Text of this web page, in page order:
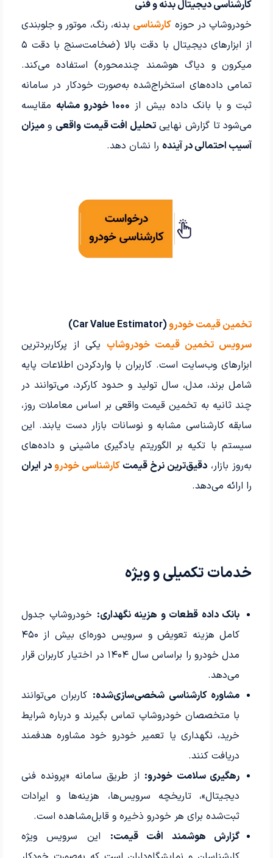
کارشناسی دیجیتال بدنه و فنی
خودروشاپ در حوزه کارشناسی بدنه، رنگ، موتور و جلوبندی
از ابزارهای دیجیتال با دقت بالا (ضخامت‌سنج با دقت ۵
میکرون و دیاگ هوشمند چندمحوره) استفاده می‌کند.
تمامی داده‌های استخراج‌شده به‌صورت خودکار در سامانه
ثبت و با بانک داده بیش از ۱۰۰۰ خودرو مشابه
مقایسه
می‌شود تا گزارش نهاییتحلیل افت قیمت واقعی ومیزان
آسیب احتمالی در آینده را نشان دهد.
تخمین قیمت خودرو(Car Value Estimator)
سرویس تخمین قیمت خودروشاپ یکی از پرکاربردترین
ابزارهای وب‌سایت است. کاربران با واردکردن اطلاعات پایه
شامل برند، مدل، سال تولید و حدود کارکرد، می‌توانند در
چند ثانیه به تخمین قیمت واقعی بر اساس معاملات روز،
سابقه کارشناسی مشابه و نوسانات بازار دست یابند. این
سیستم با تکیه بر الگوریتم یادگیری ماشینی و داده‌های
به‌روز بازار، دقیق‌ترین نرخ قیمتکارشناسی خودرودر ایران
را ارائه می‌دهد.
خدمات تکمیلی و ویژه
بانک داده قطعات و هزینه نگهداری: خودروشاپ جدول
کامل هزینه تعویض و سرویس دوره‌ای بیش از ۴۵۰
مدل خودرو را براساس سال ۱۴۰۴ در اختیار کاربران قرار
می‌دهد.
مشاوره کارشناسی شخصی‌سازی‌شده: کاربران می‌توانند
با متخصصان خودروشاپ تماس بگیرند و درباره شرایط
خرید، نگهداری یا تعمیر خودرو خود مشاوره هدفمند
دریافت کنند.
رهگیری سلامت خودرو: از طریق سامانه «پرونده فنی
دیجیتال»، تاریخچه سرویس‌ها، هزینه‌ها و ایرادات
ثبت‌شده برای هر خودرو ذخیره و قابل‌مشاهده است.
گزارش هوشمند افت قیمت: این سرویس ویژه